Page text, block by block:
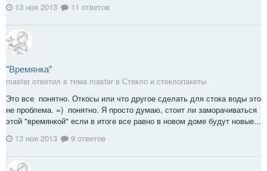
13 ноя 2013
11 ответов
"Времянка"
master ответил в тема master в Стекло и стеклопакеты
Это все понятно. Откосы или что другое сделать для стока воды это
не проблема. =) понятно. Я просто думаю, стоит ли заморачиваться
этой "времянкой" если в итоге все равно в новом доме будут новые...
13 ноя 2013
9 ответов